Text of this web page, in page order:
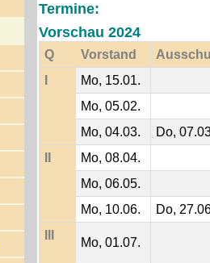
Termine:
Vorschau 2024
Q Vorstand
Mo, 15.01.
Mo, 05.02.
Mo, 04.03.
Do,
Mo, 08.04.
Mo, 06.05.
Mo, 10.06.
Do,
Mo, 01.07.